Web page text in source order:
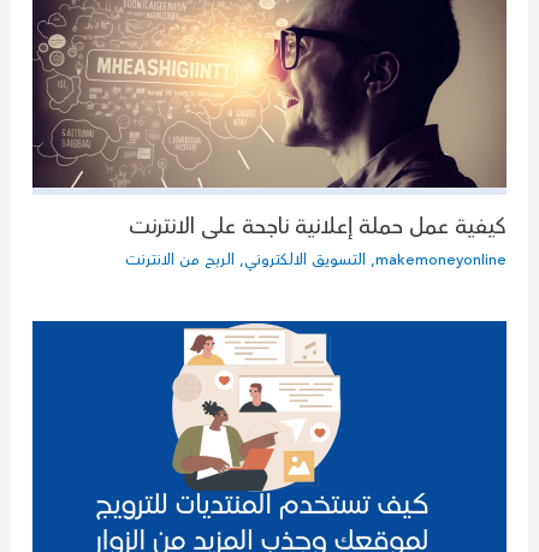
كيفية عمل حملة إعلانية ناجحة على الانترنت
makemoneyonline
, التسويق الالكتروني, الربح من الانترنت